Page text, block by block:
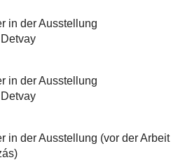
in der Ausstellung
in der Ausstellung
in der Ausstellung (vor der Arbeit